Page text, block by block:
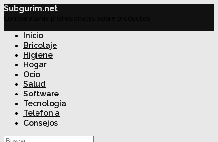
Subgurim.net
Inicio
Bricolaje
Higiene
Hogar
Ocio
Salud
Software
Tecnología
Telefonía
Consejos